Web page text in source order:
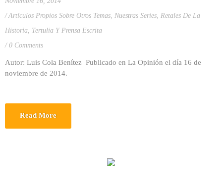
Artículos Propios Sobre Otros Temas, Nuestras Series, Retales De La
Historia, Tertulia Y Prensa Escrita
0 Comments
Autor: Luis Cola Benítez Publicado en La Opinión el día 16 de
noviembre de 2014.
Read More